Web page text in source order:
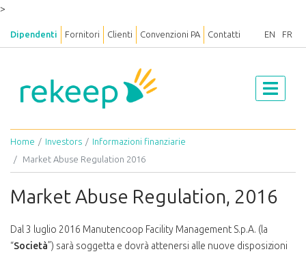
>
Dipendenti Fornitori Clienti Convenzioni PA Contatti EN FR
Home Investors
Informazioni finanziarie
Market Abuse Regulation 2016
Market Abuse Regulation, 2016
Dal 3 luglio 2016 Manutencoop Facility Management S.p.A. (la
“Società”) sarà soggetta e dovrà attenersi alle nuove disposizioni